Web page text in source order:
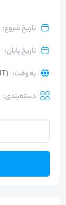
تاریخ شروع:
تاریخ پایان:
به وقت:
دسته‌بندی: